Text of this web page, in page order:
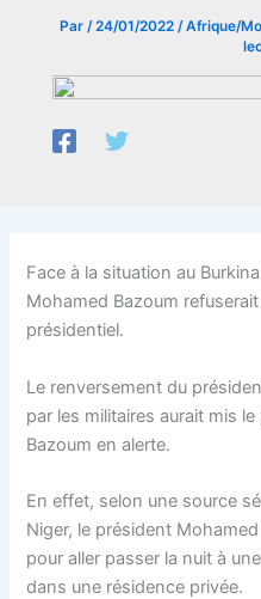
Par /24/01/2022 /Afrique/
Face à la situation au
Mohamed Bazoum
présidentiel.
Le renversement du
par les militaires aurait mis
Bazoum en alerte.
En effet, selon une source
Niger, le président
pour aller passer la nuit à
dans une résidence privée.